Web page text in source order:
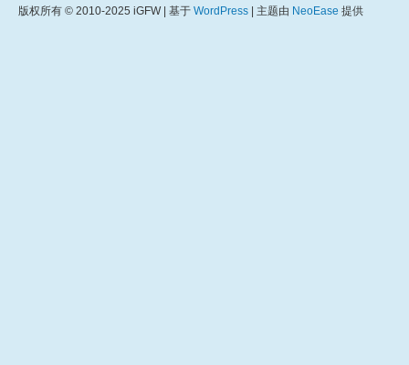
版权所有 © 2010-2025 iGFW | 基于 WordPress | 主题由 NeoEase 提供